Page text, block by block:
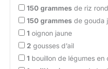
150 grammes de riz rond
150 grammes de gouda
1 oignon jaune
2 gousses d’ail
1 bouillon de légumes en